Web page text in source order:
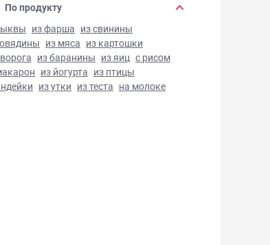
По продукту
из фарша из свинины
из мяса из картошки
из баранины из яиц с рисом
из йогурта из птицы
из утки из теста на молоке